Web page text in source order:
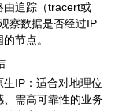
由追踪（tracert或
察数据是否经过IP
节点。
生IP‌：适合对地理位
、需高可靠性的业务